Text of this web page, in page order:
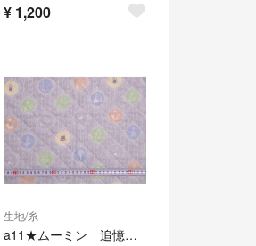
¥ 1,200
生地/糸
a11★ムーミン 追憶・ブルーグレー キルティング生地★